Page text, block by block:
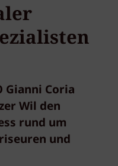
Gianni Coria
Wil den
rund um
und